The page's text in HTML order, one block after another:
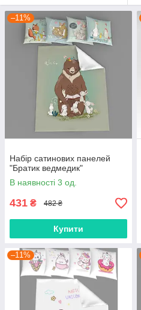
–11%
Набір сатинових панелей
"Братик ведмедик"
В наявності 3 од.
431 ₴ 482 ₴
Купити
–11%